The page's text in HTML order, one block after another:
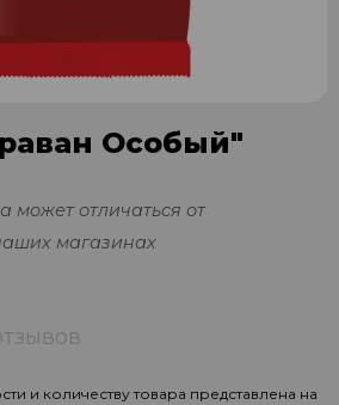
Особый"
может отличаться от
магазинах
и количеству товара представлена на